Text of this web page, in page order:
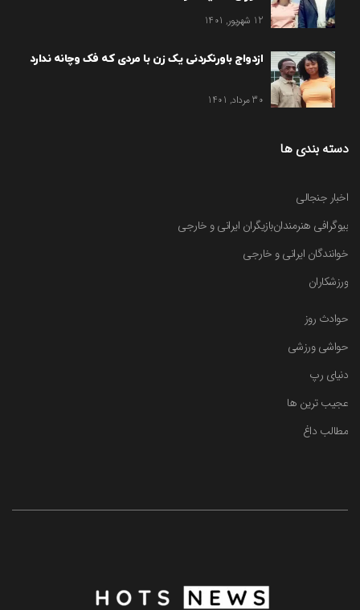
12 شهریور, 1401
ازدواج باورنکردنی یک زن با مردی که فک وچانه ندارد
30 مرداد, 1401
دسته بندی ها
اخبار جنجالی
بیوگرافی هنرمندانبازیگران ایرانی و خارجی
خوانندگان ایرانی و خارجی
ورزشکاران
حوادث روز
حواشی ورزشی
دنیای رپ
عجیب ترین ها
مطالب داغ